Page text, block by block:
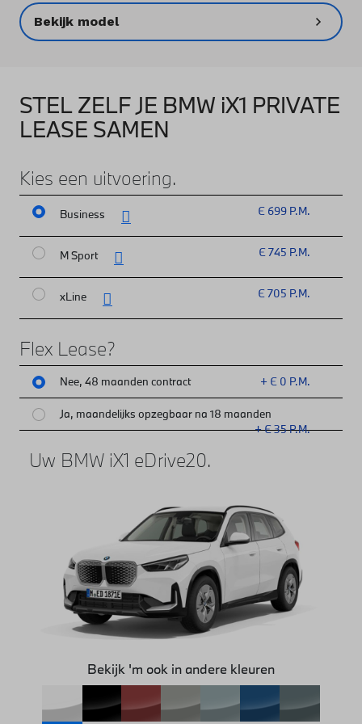
Bekijk model
STEL ZELF JE BMW iX1 PRIVATE
LEASE SAMEN